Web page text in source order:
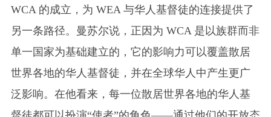
WCA 的成立，为 WEA 与华人基督徒的连接提供了
另一条路径。曼苏尔说，正因为 WCA 是以族群而非
单一国家为基础建立的，它的影响力可以覆盖散居
世界各地的华人基督徒，并在全球华人中产生更广
泛影响。在他看来，每一位散居世界各地的华人基